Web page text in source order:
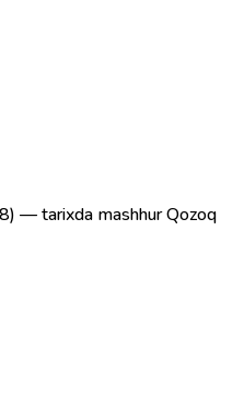
— tarixda mashhur Qozoq